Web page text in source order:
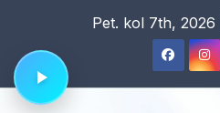
content
Pet. kol 7th, 2026